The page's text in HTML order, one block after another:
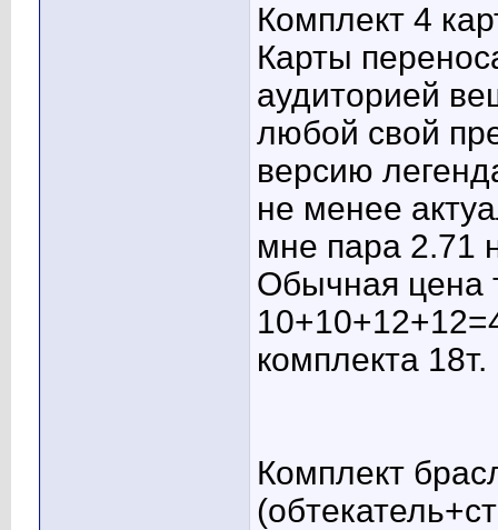
Комплект 4
Карты
аудиторией
любой свой
версию
не менее
мне пара 2.71
Обычная цена
комплекта 18т.
Комплект